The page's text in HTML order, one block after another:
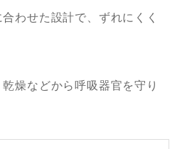
わせた設計で、ずれにくく
燥などから呼吸器官を守り